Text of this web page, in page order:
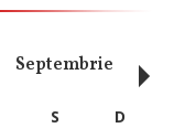
Septembrie
S
D